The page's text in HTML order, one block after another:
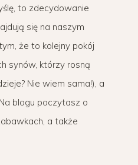
to zdecydowanie
się na naszym
że to kolejny pokój
synów, którzy rosną
Nie wiem sama!), a
blogu poczytasz o
a także